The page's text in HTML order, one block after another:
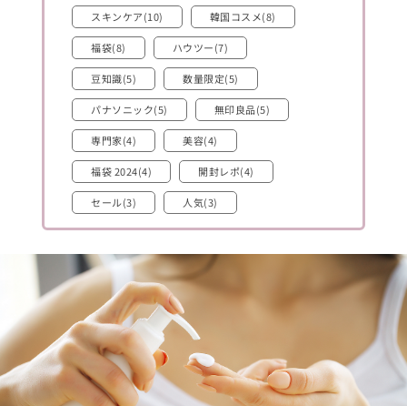
スキンケア(10) 韓国コスメ(8)
福袋(8) ハウツー(7)
豆知識(5) 数量限定(5)
パナソニック(5) 無印良品(5)
専門家(4) 美容(4)
福袋 2024(4) 開封レポ(4)
セール(3) 人気(3)